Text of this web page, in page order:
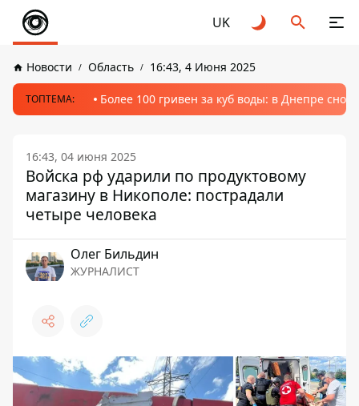
UK
Новости Область 16:43, 4 Июня 2025
ТОПТЕМА: Более 100 гривен за куб воды: в Днепре
16:43, 04 июня 2025
Войска рф ударили по продуктовому
магазину в Никополе: пострадали
четыре человека
Олег Бильдин
ЖУРНАЛИСТ